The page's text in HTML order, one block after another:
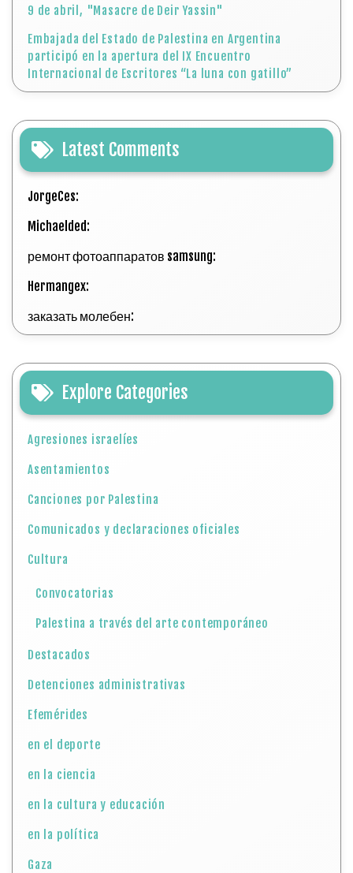
9 de abril, "Masacre de Deir Yassin"
Embajada del Estado de Palestina en Argentina
participó en la apertura del IX Encuentro
Internacional de Escritores “La luna con gatillo”
Latest Comments
JorgeCes:
Michaelded:
ремонт фотоаппаратов samsung:
Hermangex:
заказать молебен:
Explore Categories
Agresiones israelíes
Asentamientos
Canciones por Palestina
Comunicados y declaraciones oficiales
Cultura
Convocatorias
Palestina a través del arte contemporáneo
Destacados
Detenciones administrativas
Efemérides
en el deporte
en la ciencia
en la cultura y educación
en la política
Gaza